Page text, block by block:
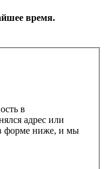
время.
в
адрес или
в форме ниже, и мы